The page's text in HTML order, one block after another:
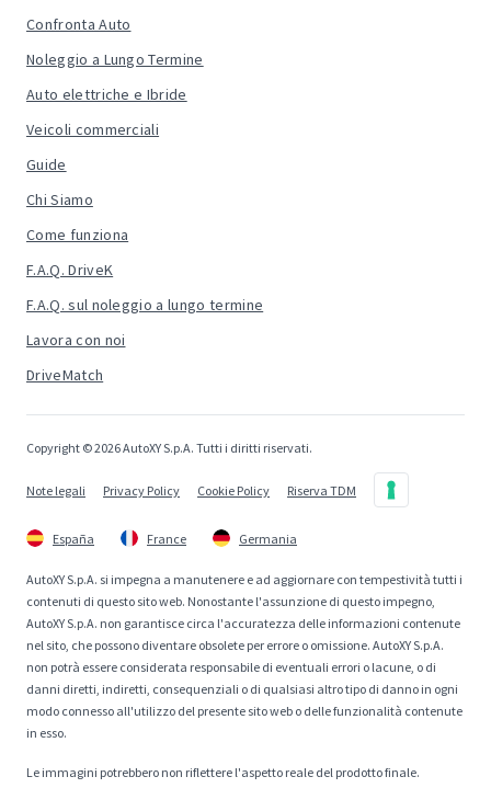
Confronta Auto
Noleggio a Lungo Termine
Auto elettriche e Ibride
Veicoli commerciali
Guide
Chi Siamo
Come funziona
F.A.Q. DriveK
F.A.Q. sul noleggio a lungo termine
Lavora con noi
DriveMatch
Copyright © 2026 AutoXY S.p.A. Tutti i diritti riservati.
Note legali Privacy Policy Cookie Policy Riserva TDM
España France Germania
AutoXY S.p.A. si impegna a manutenere e ad aggiornare con tempestività tutti i
contenuti di questo sito web. Nonostante l'assunzione di questo impegno,
AutoXY S.p.A. non garantisce circa l'accuratezza delle informazioni contenute
nel sito, che possono diventare obsolete per errore o omissione. AutoXY S.p.A.
non potrà essere considerata responsabile di eventuali errori o lacune, o di
danni diretti, indiretti, consequenziali o di qualsiasi altro tipo di danno in ogni
modo connesso all'utilizzo del presente sito web o delle funzionalità contenute
in esso.
Le immagini potrebbero non riflettere l'aspetto reale del prodotto finale.